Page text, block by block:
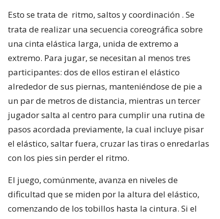
Esto se trata de ritmo, saltos y coordinación . Se
trata de realizar una secuencia coreográfica sobre
una cinta elástica larga, unida de extremo a
extremo. Para jugar, se necesitan al menos tres
participantes: dos de ellos estiran el elástico
alrededor de sus piernas, manteniéndose de pie a
un par de metros de distancia, mientras un tercer
jugador salta al centro para cumplir una rutina de
pasos acordada previamente, la cual incluye pisar
el elástico, saltar fuera, cruzar las tiras o enredarlas
con los pies sin perder el ritmo.
El juego, comúnmente, avanza en niveles de
dificultad que se miden por la altura del elástico,
comenzando de los tobillos hasta la cintura. Si el